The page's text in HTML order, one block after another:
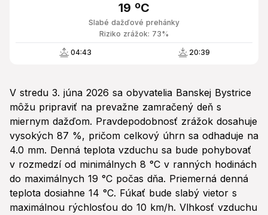
Slabé dažďové prehánky
19 ºC
Riziko zrážok: 73%
04:43 20:39
V stredu 3. júna 2026 sa obyvatelia Banskej Bystrice
môžu pripraviť na prevažne zamračený deň s
miernym dažďom. Pravdepodobnosť zrážok dosahuje
vysokých 87 %, pričom celkový úhrn sa odhaduje na
4.0 mm. Denná teplota vzduchu sa bude pohybovať
v rozmedzí od minimálnych 8 °C v ranných hodinách
do maximálnych 19 °C počas dňa. Priemerná denná
teplota dosiahne 14 °C. Fúkať bude slabý vietor s
maximálnou rýchlosťou do 10 km/h. Vlhkosť vzduchu